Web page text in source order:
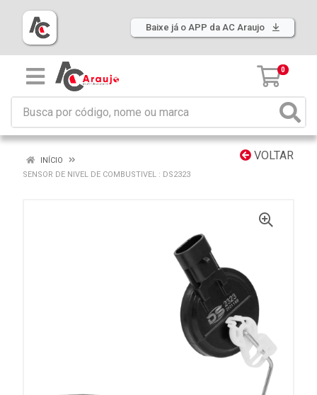
Baixe já o APP da AC Araujo
0
VOLTAR
INÍCIO
SENSOR DE NIVEL DE COMBUSTIVEL : DS2323